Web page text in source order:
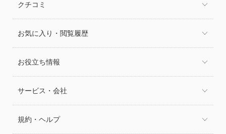
クチコミ
お気に入り・閲覧履歴
お役立ち情報
サービス・会社
規約・ヘルプ